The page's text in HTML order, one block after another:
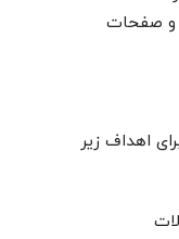
و صفحات
اهداف زیر